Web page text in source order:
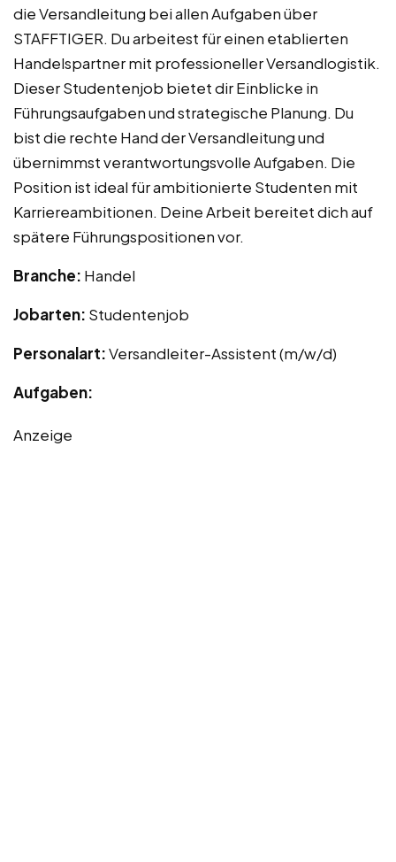
die Versandleitung bei allen Aufgaben über
STAFFTIGER. Du arbeitest für einen etablierten
Handelspartner mit professioneller Versandlogistik.
Dieser Studentenjob bietet dir Einblicke in
Führungsaufgaben und strategische Planung. Du
bist die rechte Hand der Versandleitung und
übernimmst verantwortungsvolle Aufgaben. Die
Position ist ideal für ambitionierte Studenten mit
Karriereambitionen. Deine Arbeit bereitet dich auf
spätere Führungspositionen vor.
Branche: Handel
Jobarten: Studentenjob
Personalart:Versandleiter-Assistent (m/w/d)
Aufgaben:
Anzeige